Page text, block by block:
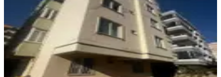
Onikişubat, Mimar Sinan Mahallesi
95 m²· Düz Giriş (Zemin) ·05.08.2026
1.680.000 ₺1.790.000 ₺
Nehir Emlak Medet Tanır